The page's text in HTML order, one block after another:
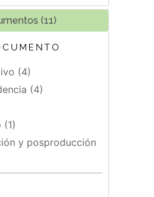
(11)
(4)
(4)
(1)
y posproducción